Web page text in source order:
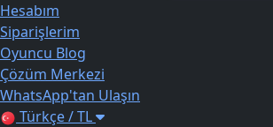
Hesabım
Siparişlerim
Oyuncu Blog
Çözüm Merkezi
WhatsApp'tan Ulaşın
Türkçe / TL